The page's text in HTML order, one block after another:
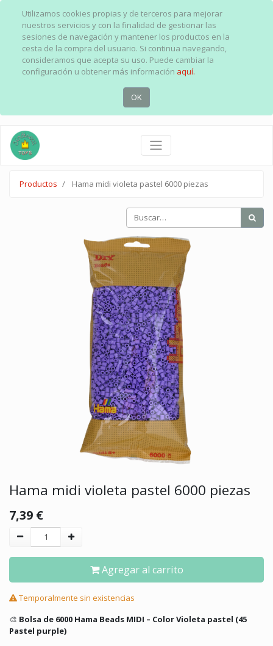
Utilizamos cookies propias y de terceros para mejorar
nuestros servicios y con la finalidad de gestionar las
sesiones de navegación y mantener los productos en la
cesta de la compra del usuario. Si continua navegando,
consideramos que acepta su uso. Puede cambiar la
configuración u obtener más información aquí.
OK
Productos Hama midi violeta pastel 6000 piezas
Hama midi violeta pastel 6000 piezas
7,39 €
Agregar al carrito
Temporalmente sin existencias
🎨 Bolsa de 6000 Hama Beads MIDI – Color Violeta pastel (45
Pastel purple)